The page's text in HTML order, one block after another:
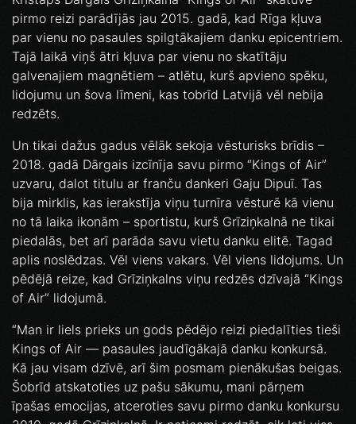
pirmo reizi parādījās jau 2015. gadā, kad Rīga kļuva
par vienu no pasaules spilgtākajiem danku epicentriem.
Tajā laikā viņš ātri kļuva par vienu no skatītāju
galvenajiem magnētiem – atlētu, kurš apvieno spēku,
lidojumu un šova līmeni, kas tobrīd Latvijā vēl nebija
redzēts.
Un tikai dažus gadus vēlāk sekoja vēsturisks brīdis –
2018. gadā Dārgais izcīnīja savu pirmo “Kings of Air”
uzvaru, dalot titulu ar franču dankeri Gaju Dipuī. Tas
bija mirklis, kas ierakstīja viņu turnīra vēsturē kā vienu
no tā laika ikonām – sportistu, kurš Grīziņkalnā ne tikai
piedalās, bet arī parāda savu vietu danku elitē. Tagad
aplis noslēdzas. Vēl viens vakars. Vēl viens lidojums. Un
pēdējā reize, kad Grīziņkalns viņu redzēs dzīvajā “Kings
of Air” lidojumā.
“Man ir liels prieks un gods pēdējo reizi piedalīties tieši
Kings of Air — pasaules jaudīgākajā danku konkursā.
Kā jau visam dzīvē, arī šim posmam pienākušas beigas.
Šobrīd atskatoties uz pašu sākumu, mani pārņem
īpašas emocijas, atceroties savu pirmo danku konkursu